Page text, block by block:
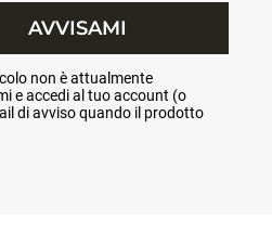
non è attualmente
e accedi al tuo account (o
di avviso quando il prodotto
AVVISAMI